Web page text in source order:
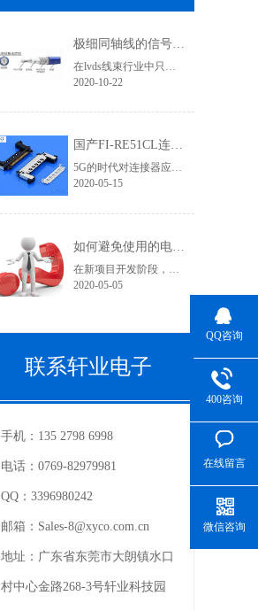
极细同轴线的信号传输优势有哪些？为何要使用焊接式连接器
在lvds线束行业中只要涉及到高清信号传输、屏蔽效果要求高的线束基本上都会用到极细同轴线，其利用HotBar设备进行焊接加工，两端的接头基本就是焊接式连接器类型了,那使用极细同轴线的优势有哪些？
2020-10-22
国产FI-RE51CL连接器为5G高清信号提供应用支持 「轩业」
5G的时代对连接器应用要求更加严苛，无论是在高清信号、传输速率、屏蔽要求等层次都需要更加专业，优良的品质才能有完美的视觉体验和产品竞争力。在液晶屏线领域，相信对此款lvd连接器一定不陌生，它就是FI-RE连接器系列。它有三个规格：穿端子款、FFC款、焊接款。在4K/8K高清领域对信号干扰、屏蔽效果的要求不仅体现......
2020-05-15
如何避免使用的电子连接器型号在采购和货期上不受影响？
在新项目开发阶段，很多采购人员在工作中可能都会遇到这样一个问题，工程师罗列出来的产品型号在索样上都困难重重，直到小批量试产时不是没有现货就是货期长。看到这里您可能在想曾经自己也经历过或正在经历之中，为什么会出现这种情况呢？随着电子产品结构的变化，电子连接器的更替也是比较快的。连接器在销售过程中......
2020-05-05
联系轩业电子
手机： 135 2798 6998
电话： 0769-82979981
QQ： 3396980242
邮箱： Sales-8@xyco.com.cn
地址： 广东省东莞市大朗镇水口
村中心金路268-3号轩业科技园
QQ咨询
400咨询
在线留言
微信咨询